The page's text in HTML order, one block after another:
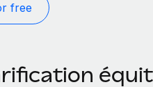
free